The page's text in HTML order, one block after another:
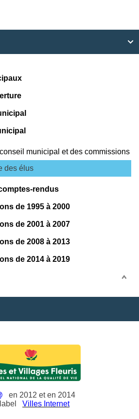

municipal et des commissions
des élus
rendus
de 1995 à 2000
de 2001 à 2007
de 2008 à 2013
de 2014 à 2019
en 2012 et en 2014
Villes Internet